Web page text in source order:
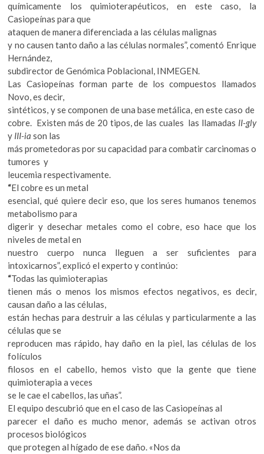
químicamente los quimioterapéuticos, en este caso, la
Casiopeínas para que
ataquen de manera diferenciada a las células malignas
y no causen tanto daño a las células normales”, comentó Enrique
Hernández,
subdirector de Genómica Poblacional, INMEGEN.
Las Casiopeínas forman parte de los compuestos llamados
Novo, es decir,
sintéticos, y se componen de una base metálica, en este caso de
cobre. Existen más de 20 tipos, de las cuales las llamadas II-gly
y III-iason las
más prometedoras por su capacidad para combatir carcinomas o
tumores y
leucemia respectivamente.
“El cobre es un metal
esencial, qué quiere decir eso, que los seres humanos tenemos
metabolismo para
digerir y desechar metales como el cobre, eso hace que los
niveles de metal en
nuestro cuerpo nunca lleguen a ser suficientes para
intoxicarnos”, explicó el experto y continúo:
“Todas las quimioterapias
tienen más o menos los mismos efectos negativos, es decir,
causan daño a las células,
están hechas para destruir a las células y particularmente a las
células que se
reproducen mas rápido, hay daño en la piel, las células de los
folículos
filosos en el cabello, hemos visto que la gente que tiene
quimioterapia a veces
se le cae el cabellos, las uñas”.
El equipo descubrió que en el caso de las Casiopeínas al
parecer el daño es mucho menor, además se activan otros
procesos biológicos
que protegen al hígado de ese daño. «Nos da